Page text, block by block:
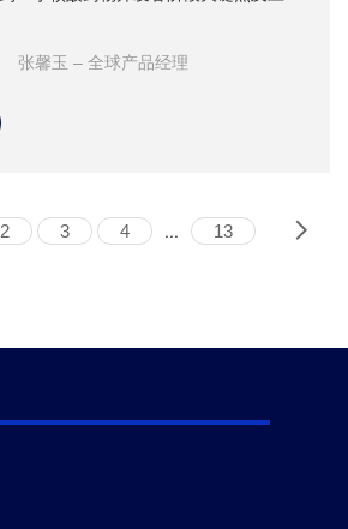
张馨玉 – 全球产品经理
2 3 4 ... 13